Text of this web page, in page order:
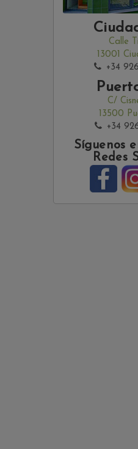
Calle
13001
+34
C/
13500
+34
Síguenos
Redes